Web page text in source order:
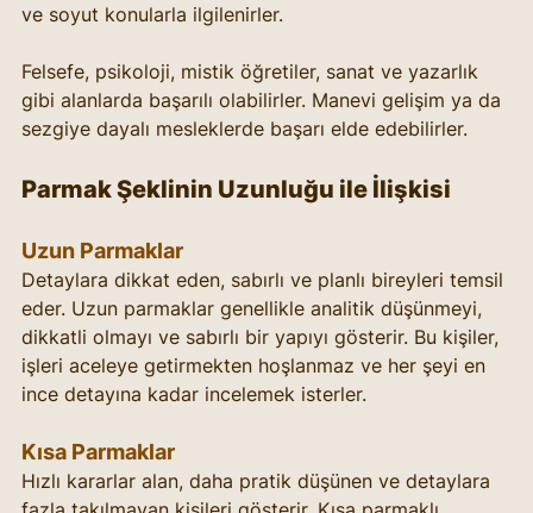
ve soyut konularla ilgilenirler.
Felsefe, psikoloji, mistik öğretiler, sanat ve yazarlık
gibi alanlarda başarılı olabilirler. Manevi gelişim ya da
sezgiye dayalı mesleklerde başarı elde edebilirler.
Parmak Şeklinin Uzunluğu ile İlişkisi
Uzun Parmaklar
Detaylara dikkat eden, sabırlı ve planlı bireyleri temsil
eder. Uzun parmaklar genellikle analitik düşünmeyi,
dikkatli olmayı ve sabırlı bir yapıyı gösterir. Bu kişiler,
işleri aceleye getirmekten hoşlanmaz ve her şeyi en
ince detayına kadar incelemek isterler.
Kısa Parmaklar
Hızlı kararlar alan, daha pratik düşünen ve detaylara